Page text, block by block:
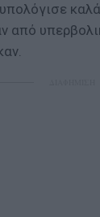
από